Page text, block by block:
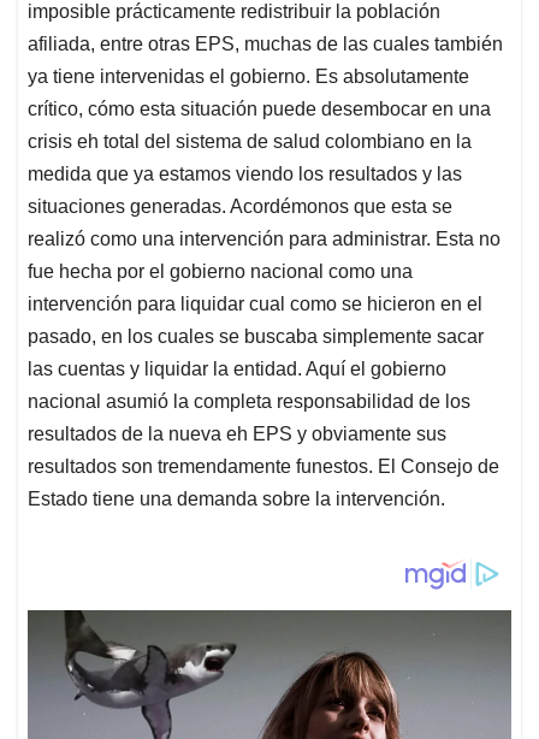
imposible prácticamente redistribuir la población
afiliada, entre otras EPS, muchas de las cuales también
ya tiene intervenidas el gobierno. Es absolutamente
crítico, cómo esta situación puede desembocar en una
crisis eh total del sistema de salud colombiano en la
medida que ya estamos viendo los resultados y las
situaciones generadas. Acordémonos que esta se
realizó como una intervención para administrar. Esta no
fue hecha por el gobierno nacional como una
intervención para liquidar cual como se hicieron en el
pasado, en los cuales se buscaba simplemente sacar
las cuentas y liquidar la entidad. Aquí el gobierno
nacional asumió la completa responsabilidad de los
resultados de la nueva eh EPS y obviamente sus
resultados son tremendamente funestos. El Consejo de
Estado tiene una demanda sobre la intervención.